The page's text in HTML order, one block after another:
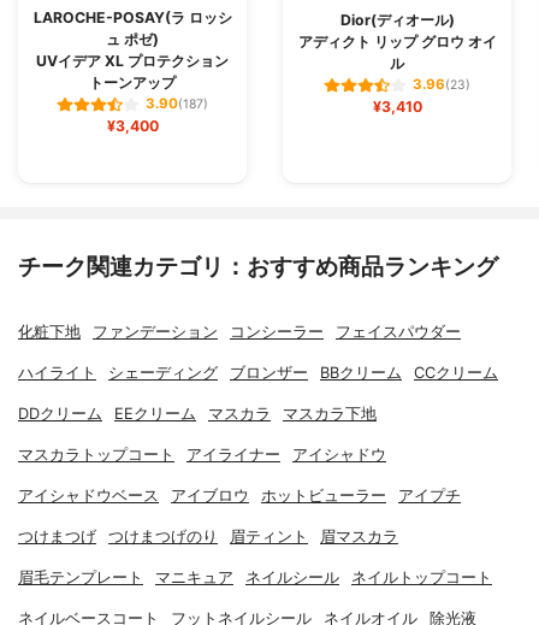
LAROCHE-POSAY(ラ ロッシ
ュ ポゼ)
UVイデア XL プロテクション
トーンアップ
3.90(187)
¥3,400
Dior(ディオール)
アディクト リップ グロウ オイ
ル
3.96(23)
¥3,410
チーク関連カテゴリ：おすすめ商品ランキング
化粧下地 ファンデーション コンシーラー フェイスパウダー
ハイライト シェーディング ブロンザー BBクリーム CCクリーム
DDクリーム EEクリーム マスカラ マスカラ下地
マスカラトップコート アイライナー アイシャドウ
アイシャドウベース アイブロウ ホットビューラー アイプチ
つけまつげ つけまつげのり 眉ティント 眉マスカラ
眉毛テンプレート マニキュア ネイルシール ネイルトップコート
ネイルベースコート フットネイルシール ネイルオイル 除光液